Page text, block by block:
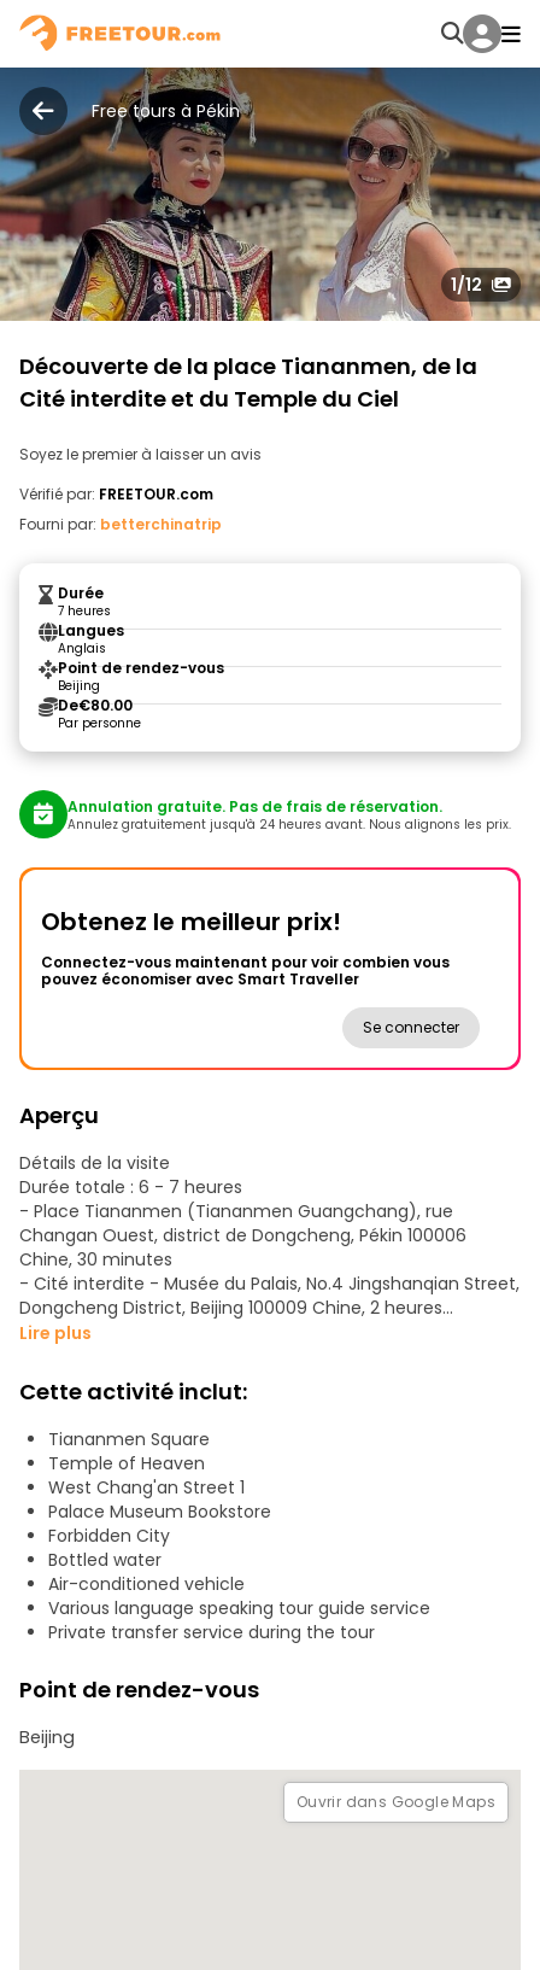
Free tours à Pékin
1/12
Découverte de la place Tiananmen, de la
Cité interdite et du Temple du Ciel
Soyez le premier à laisser un avis
Vérifié par: FREETOUR.com
Fourni par: betterchinatrip
Durée
7 heures
Langues
Anglais
Point de rendez-vous
Beijing
De€80.00
Par personne
Annulation gratuite. Pas de frais de réservation.
Annulez gratuitement jusqu'à 24 heures avant. Nous alignons les prix.
Obtenez le meilleur prix!
Connectez-vous maintenant pour voir combien vous
pouvez économiser avec Smart Traveller
Se connecter
Aperçu
Détails de la visite
Durée totale : 6 - 7 heures
- Place Tiananmen (Tiananmen Guangchang), rue
Changan Ouest, district de Dongcheng, Pékin 100006
Chine, 30 minutes
- Cité interdite - Musée du Palais, No.4 Jingshanqian Street,
Dongcheng District, Beijing 100009 Chine, 2 heures
- Parc Jingshan, No.44 Jingshanxi Street, Xicheng District,
- Temple du Ciel, Tiantan Road, Dongcheng District, Beijing
100050 Chine, 1 heure 30 minutes
Lire plus
Cette activité inclut:
Tiananmen Square
Temple of Heaven
West Chang'an Street 1
Palace Museum Bookstore
Forbidden City
Bottled water
Air-conditioned vehicle
Various language speaking tour guide service
Private transfer service during the tour
Point de rendez-vous
Beijing
Ouvrir dans Google Maps